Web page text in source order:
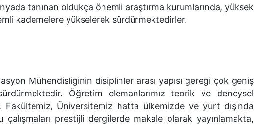
tanınan oldukça önemli araştırma kurumlarında, yüksek
kademelere yükselerek sürdürmektedirler.
Mühendisliğinin disiplinler arası yapısı gereği çok geniş
Öğretim elemanlarımız teorik ve deneysel
Fakültemiz, Üniversitemiz hatta ülkemizde ve yurt dışında
prestijli dergilerde makale olarak yayınlamakta,